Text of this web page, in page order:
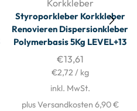
Korkkleber
Styroporkleber Korkkleber
Renovieren Dispersionkleber
Polymerbasis 5Kg LEVEL+13
€13,61
€2,72 / kg
inkl. MwSt.
plus Versandkosten 6,90 €